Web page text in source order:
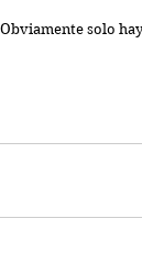
solo